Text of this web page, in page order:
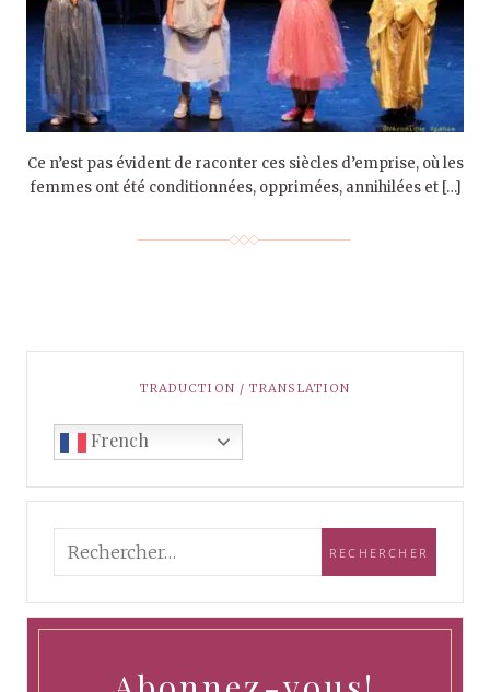
Ce n’est pas évident de raconter ces siècles d’emprise, où les
femmes ont été conditionnées, opprimées, annihilées et […]
TRADUCTION / TRANSLATION
French